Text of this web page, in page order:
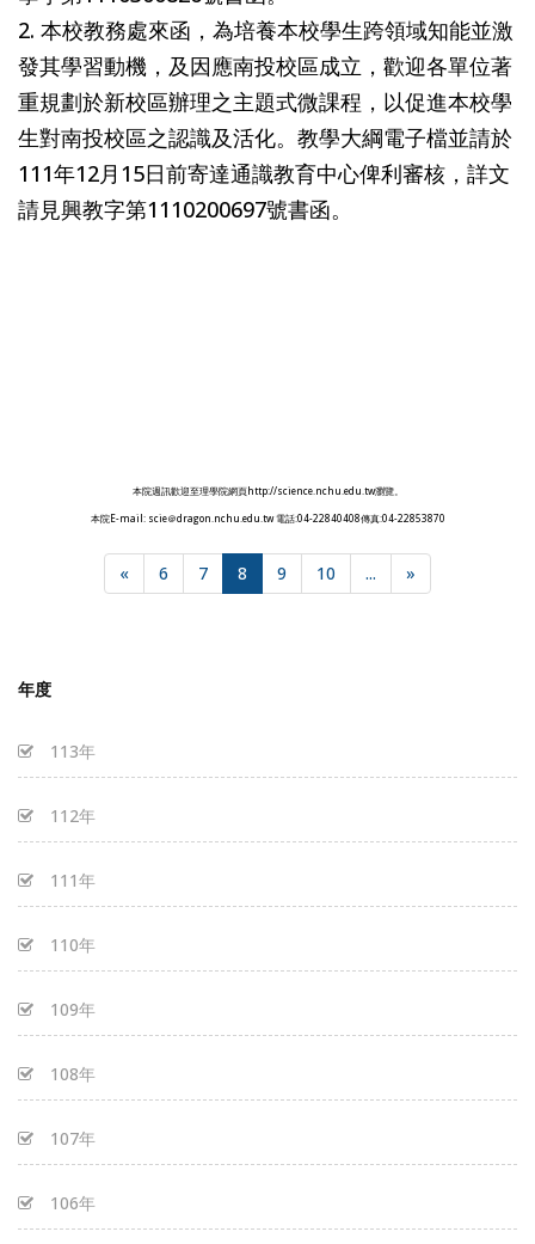
2. 本校教務處來函，為培養本校學生跨領域知能並激
發其學習動機，及因應南投校區成立，歡迎各單位著
重規劃於新校區辦理之主題式微課程，以促進本校學
生對南投校區之認識及活化。教學大綱電子檔並請於
111年12月15日前寄達通識教育中心俾利審核，詳文
請見興教字第1110200697號書函。
本院週訊歡迎至理學院網頁http://science.nchu.edu.tw瀏覽。
本院E-mail: scie＠dragon.nchu.edu.tw 電話:04-22840408傳真:04-22853870
« 6 7 8 9 10 ... »
年度
113年
112年
111年
110年
109年
108年
107年
106年